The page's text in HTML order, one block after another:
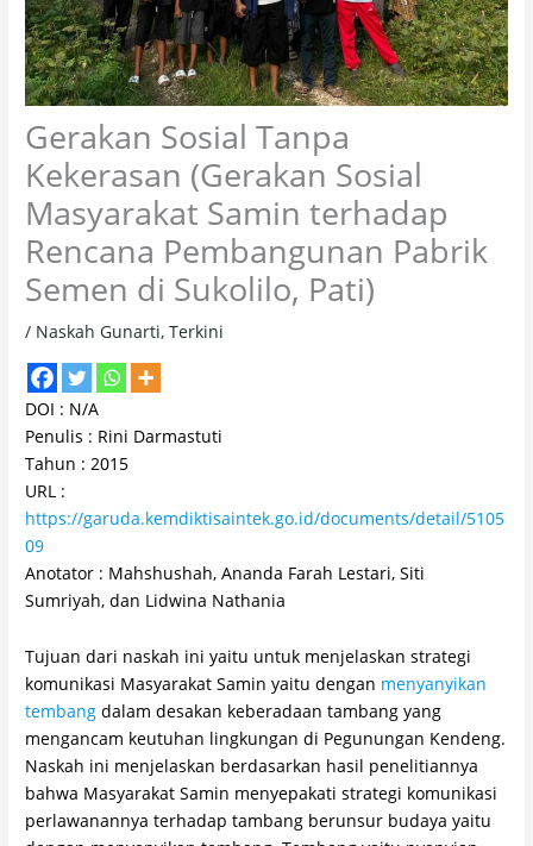
Gerakan Sosial Tanpa
Kekerasan (Gerakan Sosial
Masyarakat Samin terhadap
Rencana Pembangunan Pabrik
Semen di Sukolilo, Pati)
/ Naskah Gunarti,Terkini
DOI : N/A
Penulis : Rini Darmastuti
Tahun : 2015
URL :
https://garuda.kemdiktisaintek.go.id/documents/detail/5105
09
Anotator : Mahshushah, Ananda Farah Lestari, Siti
Sumriyah, dan Lidwina Nathania
Tujuan dari naskah ini yaitu untuk menjelaskan strategi
komunikasi Masyarakat Samin yaitu dengan menyanyikan
tembang dalam desakan keberadaan tambang yang
mengancam keutuhan lingkungan di Pegunungan Kendeng.
Naskah ini menjelaskan berdasarkan hasil penelitiannya
bahwa Masyarakat Samin menyepakati strategi komunikasi
perlawanannya terhadap tambang berunsur budaya yaitu